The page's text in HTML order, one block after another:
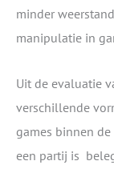
minder
manipulatie in
Uit de evaluatie
verschillende
games binnen
een partij is